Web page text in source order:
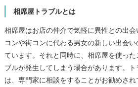
相席屋トラブルとは
相席屋はお店の仲介で気軽に異性との出
コンや街コンに代わる男女の新しい出会
ています。それと同時に、相席屋を使っ
ブルが発生してしまう場合があります。
は、専門家に相談をすることがお勧めされ